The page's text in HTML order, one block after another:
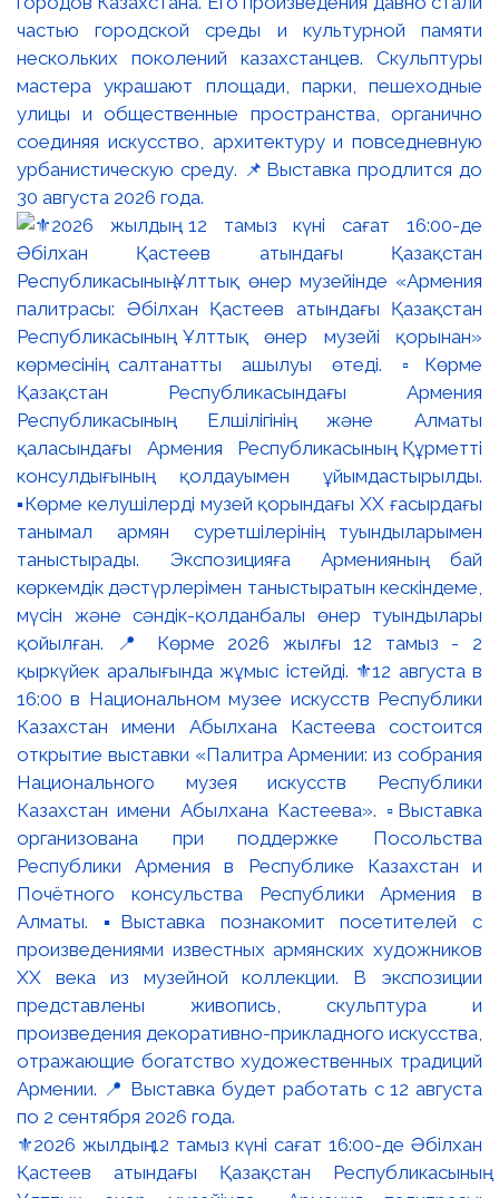
частью городской среды и культурной памяти
нескольких поколений казахстанцев. Скульптуры
мастера украшают площади, парки, пешеходные
улицы и общественные пространства, органично
соединяя искусство, архитектуру и повседневную
урбанистическую среду. 📌Выставка продлится до
30 августа 2026 года.
⚜️2026 жылдың 12 тамыз күні сағат 16:00-де Әбілхан
Қастеев атындағы Қазақстан Республикасының